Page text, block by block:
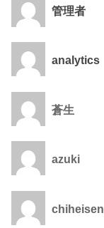
管理者
analytics
蒼生
azuki
chiheisen